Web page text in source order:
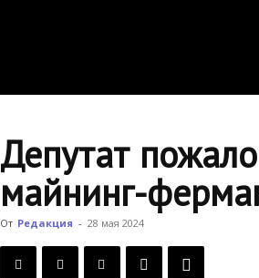
Депутат
майнинг-
От Редакция - 28 мая 2024